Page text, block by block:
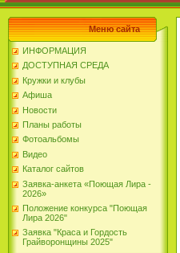
Меню сайта
ИНФОРМАЦИЯ
ДОСТУПНАЯ СРЕДА
Кружки и клубы
Афиша
Новости
Планы работы
Фотоальбомы
Видео
Каталог сайтов
Заявка-анкета «Поющая Лира -
2026»
Положение конкурса "Поющая
Лира 2026"
Заявка "Краса и Гордость
Грайворонщины 2025"